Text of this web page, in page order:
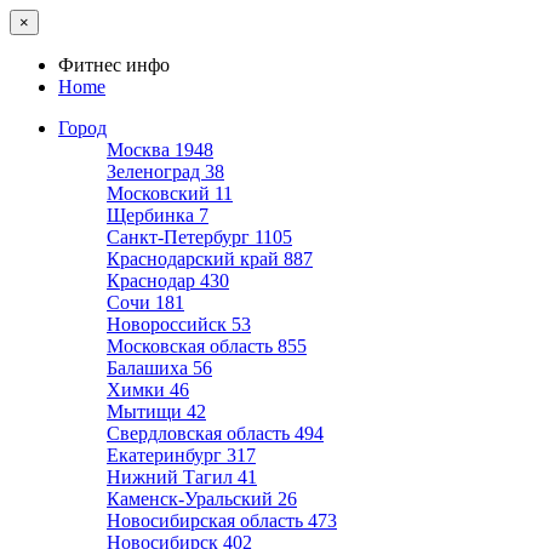
×
Фитнес инфо
Home
Город
Москва 1948
Зеленоград 38
Московский 11
Щербинка 7
Санкт-Петербург 1105
Краснодарский край 887
Краснодар 430
Сочи 181
Новороссийск 53
Московская область 855
Балашиха 56
Химки 46
Мытищи 42
Свердловская область 494
Екатеринбург 317
Нижний Тагил 41
Каменск-Уральский 26
Новосибирская область 473
Новосибирск 402